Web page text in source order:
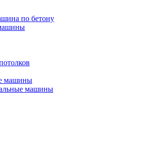
по бетону
машины
машины